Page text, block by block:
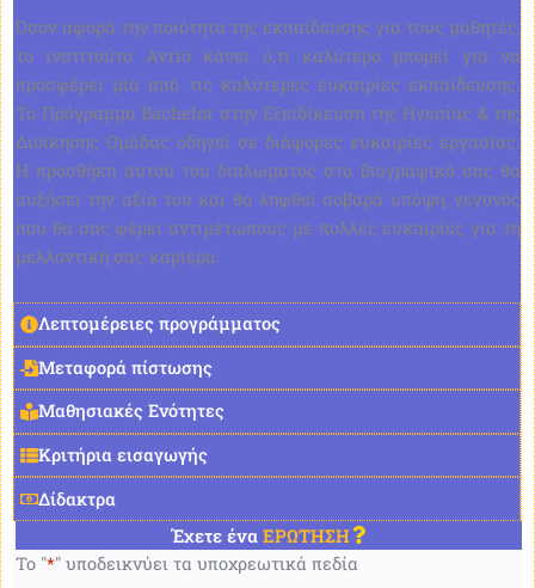
Λεπτομέρειες προγράμματος
Μεταφορά πίστωσης
Μαθησιακές Ενότητες
Κριτήρια εισαγωγής
Δίδακτρα
Όσον αφορά την ποιότητα της εκπαίδευσης για τους μαθητές,
το ινστιτούτο Avrio κάνει ό,τι καλύτερο μπορεί για να
προσφέρει μία από τις καλύτερες ευκαιρίες εκπαίδευσης.
Το Πρόγραμμα Bachelor στην Εξειδίκευση της Ηγεσίας & της
Διοίκησης Ομάδας οδηγεί σε διάφορες ευκαιρίες εργασίας.
Η προσθήκη αυτού του διπλώματος στο βιογραφικό σας θα
αυξήσει την αξία του και θα ληφθεί σοβαρά υπόψη, γεγονός
που θα σας φέρει αντιμέτωπους με πολλές ευκαιρίες για τη
μελλοντική σας καριέρα.
Έχετε ένα ΕΡΩΤΗΣΗ
Το "*" υποδεικνύει τα υποχρεωτικά πεδία